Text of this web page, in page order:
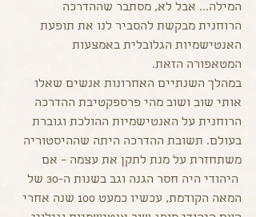
המילה... אבל לא, מסתבר שההדרכה
הרוחנית מבקשת להסביר לנו את תופעת
האנטישמיות הגלובלית באמצעות
המטאפורה הזאת.
במהלך השנתיים האחרונות אנשים שאלו
אותי שוב ושוב מהי פרספקטיבת ההדרכה
הרוחנית על האנטישמיות ההולכת וגוברת
בעולם. תשובת ההדרכה היתה שההיסטוריה
משתחזרת על מנת לתקן את עצמה – אם
היהודי היה חסר הגנה וגב בשנות ה-30 של
המאה הקודמת, עכשיו כמעט 100 שנה אחרי